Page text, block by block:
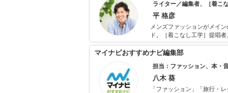
ライター／編集者、［着こ
平 格彦
メンズファッションがメイ
ド。［着こなし工学］提唱者
版社から独立後、70ほどの
する。そんな視点を活かし
のアドバイスなど、監修者
マイナビおすすめナビ編集部
担当：ファッション、本・
八木 葵
「ファッション」「旅行・